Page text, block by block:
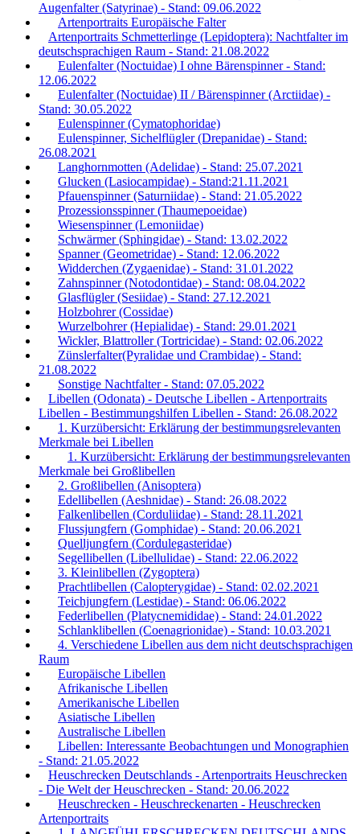
Augenfalter (Satyrinae) - Stand: 09.06.2022
Artenportraits Europäische Falter
Artenportraits Schmetterlinge (Lepidoptera): Nachtfalter im
deutschsprachigen Raum - Stand: 21.08.2022
Eulenfalter (Noctuidae) I ohne Bärenspinner - Stand:
12.06.2022
Eulenfalter (Noctuidae) II / Bärenspinner (Arctiidae) -
Stand: 30.05.2022
Eulenspinner (Cymatophoridae)
Eulenspinner, Sichelflügler (Drepanidae) - Stand:
26.08.2021
Langhornmotten (Adelidae) - Stand: 25.07.2021
Glucken (Lasiocampidae) - Stand:21.11.2021
Pfauenspinner (Saturniidae) - Stand: 21.05.2022
Prozessionsspinner (Thaumepoeidae)
Wiesenspinner (Lemoniidae)
Schwärmer (Sphingidae) - Stand: 13.02.2022
Spanner (Geometridae) - Stand: 12.06.2022
Widderchen (Zygaenidae) - Stand: 31.01.2022
Zahnspinner (Notodontidae) - Stand: 08.04.2022
Glasflügler (Sesiidae) - Stand: 27.12.2021
Holzbohrer (Cossidae)
Wurzelbohrer (Hepialidae) - Stand: 29.01.2021
Wickler, Blattroller (Tortricidae) - Stand: 02.06.2022
Zünslerfalter(Pyralidae und Crambidae) - Stand:
21.08.2022
Sonstige Nachtfalter - Stand: 07.05.2022
Libellen (Odonata) - Deutsche Libellen - Artenportraits
Libellen - Bestimmungshilfen Libellen - Stand: 26.08.2022
1. Kurzübersicht: Erklärung der bestimmungsrelevanten
Merkmale bei Libellen
1. Kurzübersicht: Erklärung der bestimmungsrelevanten
Merkmale bei Großlibellen
2. Großlibellen (Anisoptera)
Edellibellen (Aeshnidae) - Stand: 26.08.2022
Falkenlibellen (Corduliidae) - Stand: 28.11.2021
Flussjungfern (Gomphidae) - Stand: 20.06.2021
Quelljungfern (Cordulegasteridae)
Segellibellen (Libellulidae) - Stand: 22.06.2022
3. Kleinlibellen (Zygoptera)
Prachtlibellen (Calopterygidae) - Stand: 02.02.2021
Teichjungfern (Lestidae) - Stand: 06.06.2022
Federlibellen (Platycnemididae) - Stand: 24.01.2022
Schlanklibellen (Coenagrionidae) - Stand: 10.03.2021
4. Verschiedene Libellen aus dem nicht deutschsprachigen
Raum
Europäische Libellen
Afrikanische Libellen
Amerikanische Libellen
Asiatische Libellen
Australische Libellen
Libellen: Interessante Beobachtungen und Monographien
- Stand: 21.05.2022
Heuschrecken Deutschlands - Artenportraits Heuschrecken
- Die Welt der Heuschrecken - Stand: 20.06.2022
Heuschrecken - Heuschreckenarten - Heuschrecken
Artenportraits